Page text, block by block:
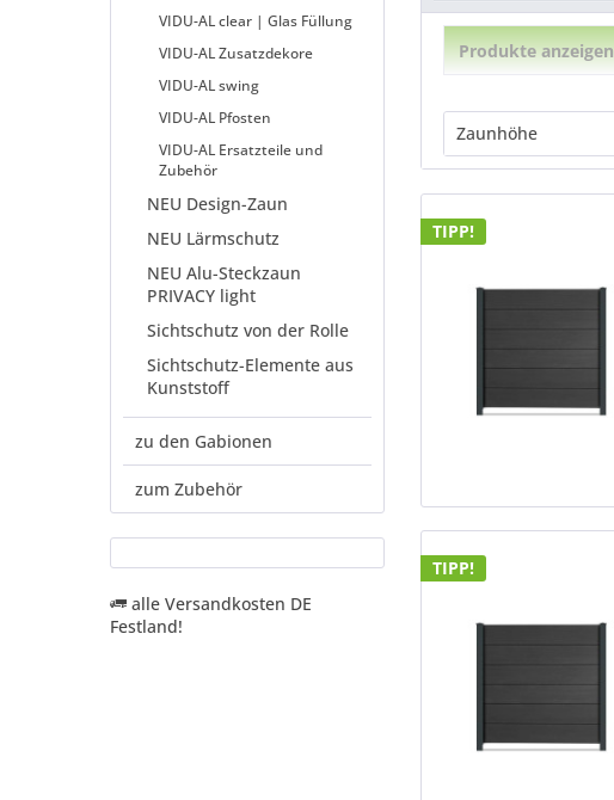
VIDU-AL clear | Glas Füllung
VIDU-AL Zusatzdekore
VIDU-AL swing
VIDU-AL Pfosten
VIDU-AL Ersatzteile und
Zubehör
NEU Design-Zaun
NEU Lärmschutz
NEU Alu-Steckzaun
PRIVACY light
Sichtschutz von der Rolle
Sichtschutz-Elemente aus
Kunststoff
zu den Gabionen
zum Zubehör
alle Versandkosten DE
Festland!
Produkte anzeigen
Zaunhöhe
1,00 m
TIPP!
TIPP!